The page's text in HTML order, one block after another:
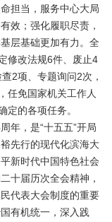
担当，服务中心大局
效；强化履职尽责，
层基础更加有力。全
修改法规6件、废止4
2项、专题询问2次，
任免国家机关工作人
定的各项任务。
年，是“十五五”开局
先行的现代化滨海大
新时代中国特色社会
十届历次全会精神，
代表大会制度的重要
有机统一，深入践